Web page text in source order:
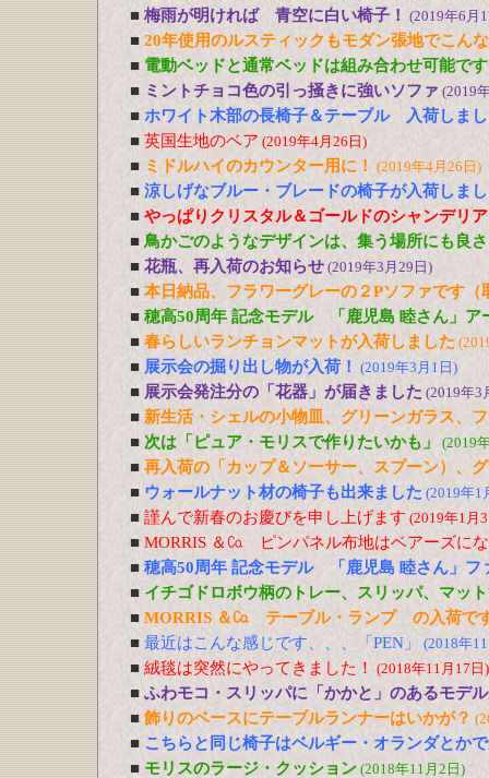
■ 梅雨が明ければ 青空に白い椅子！ (2019年6月
■ 20年使用のルスティックもモダン張地でこん
■ 電動ベッドと通常ベッドは組み合わせ可能です
■ ミントチョコ色の引っ掻きに強いソファ (2019
■ ホワイト木部の長椅子＆テーブル 入荷しま
■ 英国生地のベア (2019年4月26日)
■ ミドルハイのカウンター用に！ (2019年4月26日)
■ 涼しげなブルー・ブレードの椅子が入荷しま
■ やっぱりクリスタル＆ゴールドのシャンデリ
■ 鳥かごのようなデザインは、集う場所にも良
■ 花瓶、再入荷のお知らせ (2019年3月29日)
■ 本日納品、フラワーグレーの２Pソファです（
■ 穂高50周年 記念モデル 「鹿児島 睦さん」
■ 春らしいランチョンマットが入荷しました
■ 展示会の掘り出し物が入荷！ (2019年3月1日)
■ 展示会発注分の「花器」が届きました (2019年3
■ 新生活・シェルの小物皿、グリーンガラス、
■ 次は「ピュア・モリスで作りたいかも」 (2019
■ 再入荷の「カップ＆ソーサー、スプーン）、
■ ウォールナット材の椅子も出来ました (2019年1
■ 謹んで新春のお慶びを申し上げます (2019年1月
■ MORRIS ＆㏇ ピンパネル布地はベアーズに
■ 穂高50周年 記念モデル 「鹿児島 睦さん」フ
■ イチゴドロボウ柄のトレー、スリッパ、マッ
■ MORRIS ＆㏇ テーブル・ランプ の入荷で
■ 最近はこんな感じです、、、「PEN」 (2018年
■ 絨毯は突然にやってきました！ (2018年11月17日)
■ ふわモコ・スリッパに「かかと」のあるモデ
■ 飾りのベースにテーブルランナーはいかが？
■ こちらと同じ椅子はベルギー・オランダとか
■ モリスのラージ・クッション (2018年11月2日)